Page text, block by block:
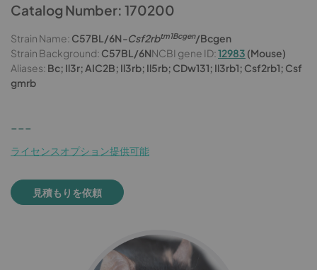
Catalog Number: 170200
Strain Name: C57BL/6N-Csf2rbtm1Bcgen/Bcgen
Strain Background: C57BL/6NNCBI gene ID:12983 (Mouse)
Aliases: Bc; Il3r; AIC2B; Il3rb; Il5rb; CDw131; Il3rb1; Csf2rb1; Csf
gmrb
---
ライセンスオプション提供可能
見積もりを依頼